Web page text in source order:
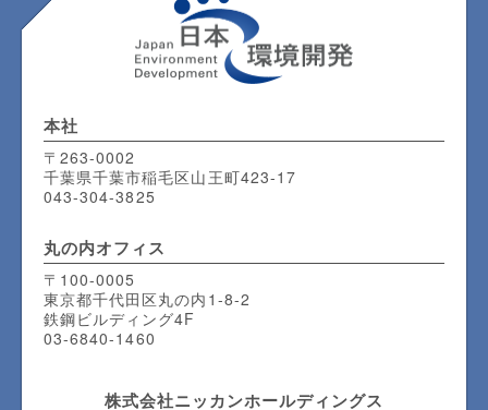
本社
〒263-0002
千葉県千葉市稲毛区山王町423-17
043-304-3825
丸の内オフィス
〒100-0005
東京都千代田区丸の内1-8-2
鉄鋼ビルディング4F
03-6840-1460
株式会社ニッカンホールディングス